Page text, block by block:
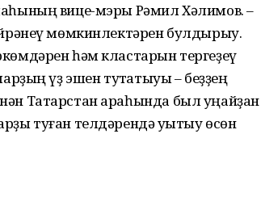
вице-мэры Рәмил Хәлимов. –
мөмкинлектәрен булдырыу.
һәм кластарын тергеҙеү
үҙ эшен туҡтатыуы – беҙҙең
Татарстан араһында был уңайҙан
туған телдәрендә уҡытыу өсөн